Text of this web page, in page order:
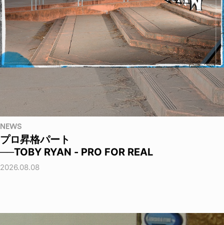
NEWS
プロ昇格パート
──TOBY RYAN - PRO FOR REAL
2026.08.08